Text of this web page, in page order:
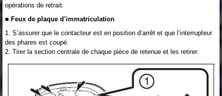
opérations de retrait.
■ Feux de plaque d’immatriculation
1. S’assurer que le contacteur est en position d’arrêt et que l’interrupteur
des phares est coupé.
2. Tirer la section centrale de chaque pièce de retenue et les retirer.